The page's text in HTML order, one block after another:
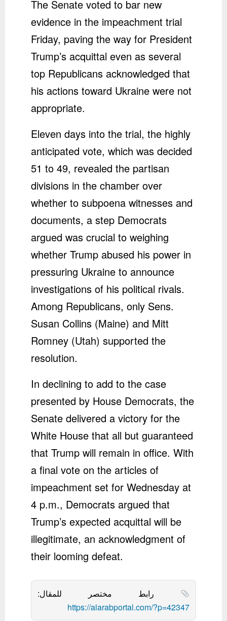
The Senate voted to bar new
evidence in the impeachment trial
Friday, paving the way for President
Trump’s acquittal even as several
top Republicans acknowledged that
his actions toward Ukraine were not
appropriate.
Eleven days into the trial, the highly
anticipated vote, which was decided
51 to 49, revealed the partisan
divisions in the chamber over
whether to subpoena witnesses and
documents, a step Democrats
argued was crucial to weighing
whether Trump abused his power in
pressuring Ukraine to announce
investigations of his political rivals.
Among Republicans, only Sens.
Susan Collins (Maine) and Mitt
Romney (Utah) supported the
resolution.
In declining to add to the case
presented by House Democrats, the
Senate delivered a victory for the
White House that all but guaranteed
that Trump will remain in office. With
a final vote on the articles of
impeachment set for Wednesday at
4 p.m., Democrats argued that
Trump’s expected acquittal will be
illegitimate, an acknowledgment of
their looming defeat.
رابط مختصر للمقال:
https://alarabportal.com/?p=42347